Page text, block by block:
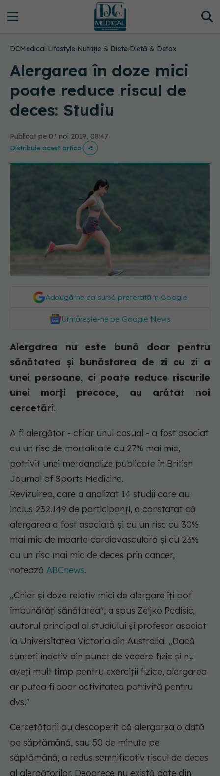
DCMedical›Lifestyle›Nutriție & Diete›Dietă & Detox
Alergarea în doze mici
poate reduce riscul de
deces: Studiu
Publicat pe 07 noi 2019, 08:47
Distribuie acest articol
Adaugă-ne ca sursă preferată în Google
Urmărește-ne pe Google News
Alergarea nu este bună doar pentru
sănătatea și bunăstarea de zi cu zi a
unei persoane, ci poate reduce riscurile
unei morți precoce, au arătat noi
cercetări.
A fi alergător - chiar unul casual - a fost asociat
cu un risc de mortalitate cu 27% mai mic,
potrivit unei metaanalize publicate în British
Journal of Sports Medicine.
Revizuirea, care a analizat 14 studii care au
inclus 232.149 de participanți, a constatat că
alergarea a fost asociată și cu un risc cu 30%
mai mic de moarte cardiovasculară și cu 23%
cu un risc mai mic de deces prin cancer,
notează ABCnews.
„Chiar și doze relativ mici de alergare îți pot
îmbunătăți sănătatea", a spus Zeljko Pedisic,
autorul principal al studiului și profesor asociat
la Universitatea Victoria din Australia. „Dacă
sunteți inactiv din punct de vedere fizic și nu
aveți mult timp pentru exerciții fizice, alergarea
ar putea fi doar activitatea potrivită pentru
dvs."
Cercetătorii au descoperit că alergarea o dată
pe săptămână, sau 50 de minute pe
săptămână, a redus semnificativ riscul de deces
al alergătorilor. Deoarece nu există date din